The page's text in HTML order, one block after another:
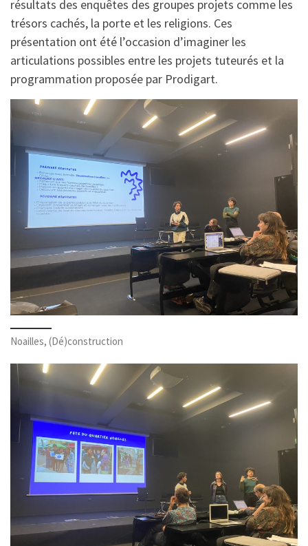
résultats des enquêtes des groupes projets comme les
trésors cachés, la porte et les religions. Ces
présentation ont été l’occasion d’imaginer les
articulations possibles entre les projets tuteurés et la
programmation proposée par Prodigart.
Noailles, (Dé)construction